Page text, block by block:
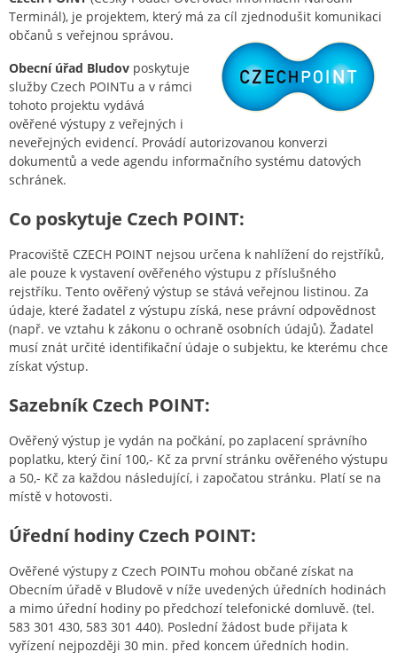
Terminál), je projektem, který má za cíl zjednodušit komunikaci
občanů s veřejnou správou.
Obecní úřad Bludov poskytuje
služby Czech POINTu a v rámci
tohoto projektu vydává
ověřené výstupy z veřejných i
neveřejných evidencí. Provádí autorizovanou konverzi
dokumentů a vede agendu informačního systému datových
schránek.
Co poskytuje Czech POINT:
Pracoviště CZECH POINT nejsou určena k nahlížení do rejstříků,
ale pouze k vystavení ověřeného výstupu z příslušného
rejstříku. Tento ověřený výstup se stává veřejnou listinou. Za
údaje, které žadatel z výstupu získá, nese právní odpovědnost
(např. ve vztahu k zákonu o ochraně osobních údajů). Žadatel
musí znát určité identifikační údaje o subjektu, ke kterému chce
získat výstup.
Sazebník Czech POINT:
Ověřený výstup je vydán na počkání, po zaplacení správního
poplatku, který činí 100,- Kč za první stránku ověřeného výstupu
a 50,- Kč za každou následující, i započatou stránku. Platí se na
místě v hotovosti.
Úřední hodiny Czech POINT:
Ověřené výstupy z Czech POINTu mohou občané získat na
Obecním úřadě v Bludově v níže uvedených úředních hodinách
a mimo úřední hodiny po předchozí telefonické domluvě. (tel.
583 301 430, 583 301 440). Poslední žádost bude přijata k
vyřízení nejpozději 30 min. před koncem úředních hodin.